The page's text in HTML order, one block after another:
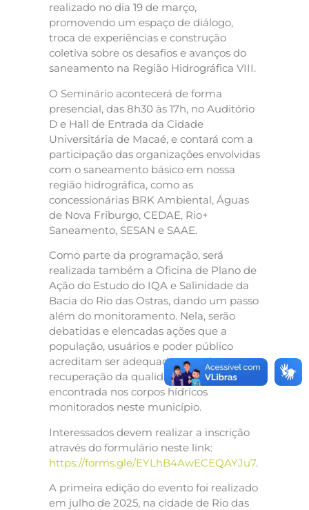
realizado no dia 19 de março,
promovendo um espaço de diálogo,
troca de experiências e construção
coletiva sobre os desafios e avanços do
saneamento na Região Hidrográfica VIII.
O Seminário acontecerá de forma
presencial, das 8h30 às 17h, no Auditório
D e Hall de Entrada da Cidade
Universitária de Macaé, e contará com a
participação das organizações envolvidas
com o saneamento básico em nossa
região hidrográfica, como as
concessionárias BRK Ambiental, Águas
de Nova Friburgo, CEDAE, Rio+
Saneamento, SESAN e SAAE.
Como parte da programação, será
realizada também a Oficina de Plano de
Ação do Estudo do IQA e Salinidade da
Bacia do Rio das Ostras, dando um passo
além do monitoramento. Nela, serão
debatidas e elencadas ações que a
população, usuários e poder público
acreditam ser adequadas para à
recuperação da qualidade das águas
encontrada nos corpos hídricos
monitorados neste município.
Interessados devem realizar a inscrição
através do formulário neste link:
https://forms.gle/EYLhB4AwECEQAYJu7.
A primeira edição do evento foi realizado
em julho de 2025, na cidade de Rio das